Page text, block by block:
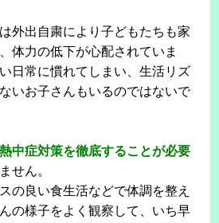
外出自粛により子どもたちも家
体力の低下が心配されていま
日常に慣れてしまい、生活リズ
いお子さんもいるのではないで
中症対策を徹底することが必要
せん。
の良い食生活などで体調を整え
の様子をよく観察して、いち早